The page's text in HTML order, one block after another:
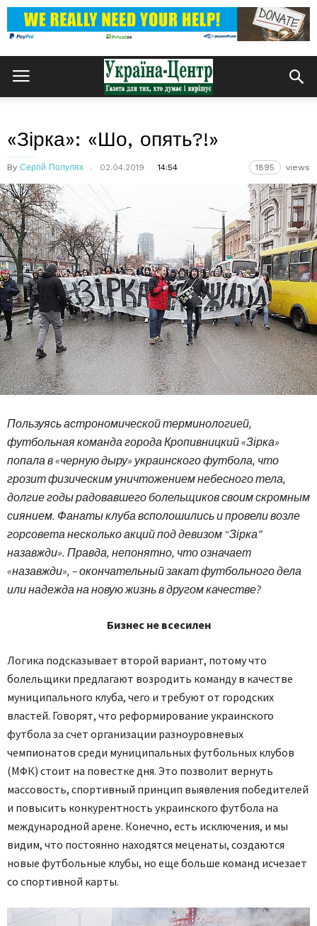
«Зірка»: «Шо, опять?!»
By Сергій Полулях 02.04.2019 14:54 1895 views
Пользуясь астрономической терминологией,
футбольная команда города Кропивницкий «Зірка»
попала в «черную дыру» украинского футбола, что
грозит физическим уничтожением небесного тела,
долгие годы радовавшего болельщиков своим скромным
сиянием. Фанаты клуба всполошились и провели возле
горсовета несколько акций под девизом “Зірка”
назавжди». Правда, непонятно, что означает
«назавжди», – окончательный закат футбольного дела
или надежда на новую жизнь в другом качестве?
Бизнес не всесилен
Логика подсказывает второй вариант, потому что
болельщики предлагают возродить команду в качестве
муниципального клуба, чего и требуют от городских
властей. Говорят, что реформирование украинского
футбола за счет организации разноуровневых
чемпионатов среди муниципальных футбольных клубов
(МФК) стоит на повестке дня. Это позволит вернуть
массовость, спортивный принцип выявления победителей
и повысить конкурентность украинского футбола на
международной арене. Конечно, есть исключения, и мы
видим, что постоянно находятся меценаты, создаются
новые футбольные клубы, но еще больше команд исчезает
со спортивной карты.